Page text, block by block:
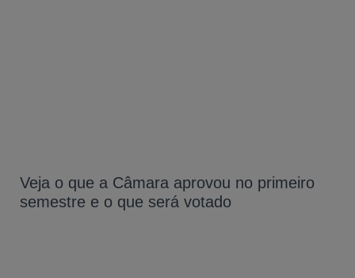
Veja o que a Câmara aprovou no primeiro
semestre e o que será votado